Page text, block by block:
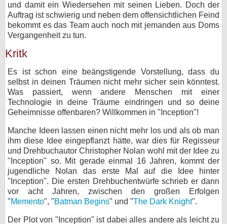
und damit ein Wiedersehen mit seinen Lieben. Doch der
Auftrag ist schwierig und neben dem offensichtlichen Feind
bekommt es das Team auch noch mit jemanden aus Doms
Vergangenheit zu tun.
Kritk
Es ist schon eine beängstigende Vorstellung, dass du
selbst in deinen Träumen nicht mehr sicher sein könntest.
Was passiert, wenn andere Menschen mit einer
Technologie in deine Träume eindringen und so deine
Geheimnisse offenbaren? Willkommen in "Inception"!
Manche Ideen lassen einen nicht mehr los und als ob man
ihm diese Idee eingepflanzt hätte, war dies für Regisseur
und Drehbuchautor Christopher Nolan wohl mit der Idee zu
"Inception" so. Mit gerade einmal 16 Jahren, kommt der
jugendliche Nolan das erste Mal auf die Idee hinter
"Inception". Die ersten Drehbuchentwürfe schrieb er dann
vor acht Jahren, zwischen den großen Erfolgen
"Memento", "Batman Begins" und "The Dark Knight".
Der Plot von "Inception" ist dabei alles andere als leicht zu